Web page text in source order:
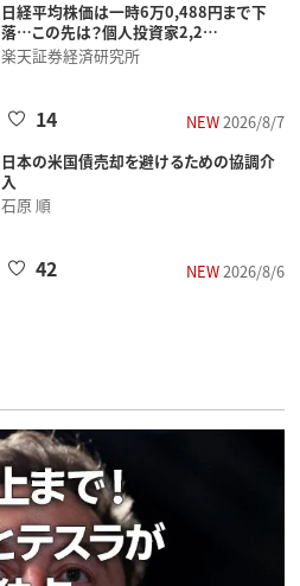
日経平均株価は一時6万0,488円まで下
落…この先は？個人投資家2,2…
楽天証券経済研究所
NEW2026/8/7
14
日本の米国債売却を避けるための協調介
入
石原 順
NEW2026/8/6
42